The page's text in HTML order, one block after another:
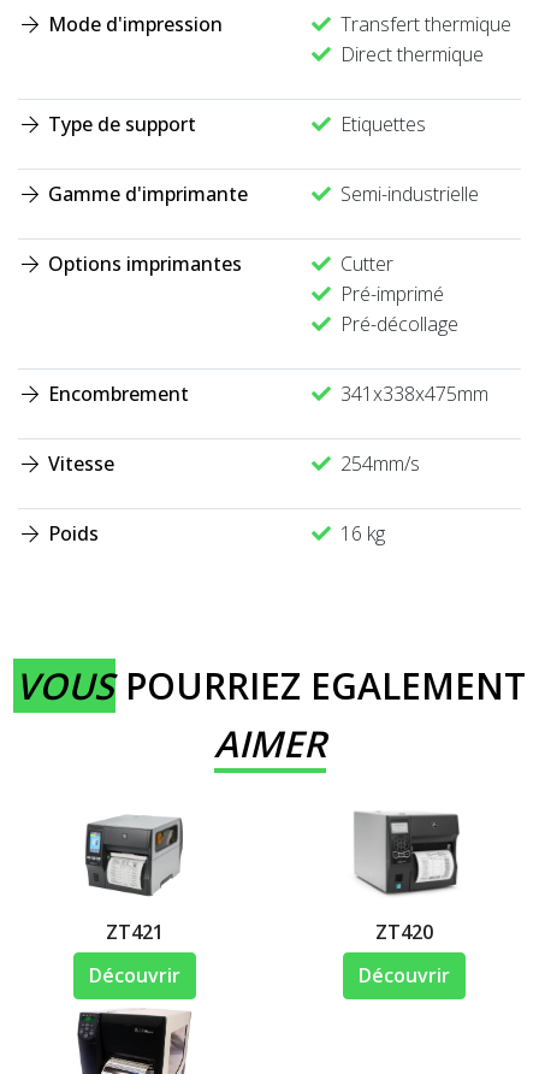
Mode d'impression
Transfert thermique
Direct thermique
Type de support Etiquettes
Gamme d'imprimante Semi-industrielle
Options imprimantes
Cutter
Pré-imprimé
Pré-décollage
Encombrement 341x338x475mm
Vitesse 254mm/s
Poids 16 kg
VOUSPOURRIEZ EGALEMENT
AIMER
ZT421
Découvrir
ZT420
Découvrir